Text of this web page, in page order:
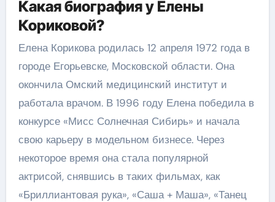
Какая биография у Елены
Кориковой?
Елена Корикова родилась 12 апреля 1972 года в
городе Егорьевске, Московской области. Она
окончила Омский медицинский институт и
работала врачом. В 1996 году Елена победила в
конкурсе «Мисс Солнечная Сибирь» и начала
свою карьеру в модельном бизнесе. Через
некоторое время она стала популярной
актрисой, снявшись в таких фильмах, как
«Бриллиантовая рука», «Саша + Маша», «Танец